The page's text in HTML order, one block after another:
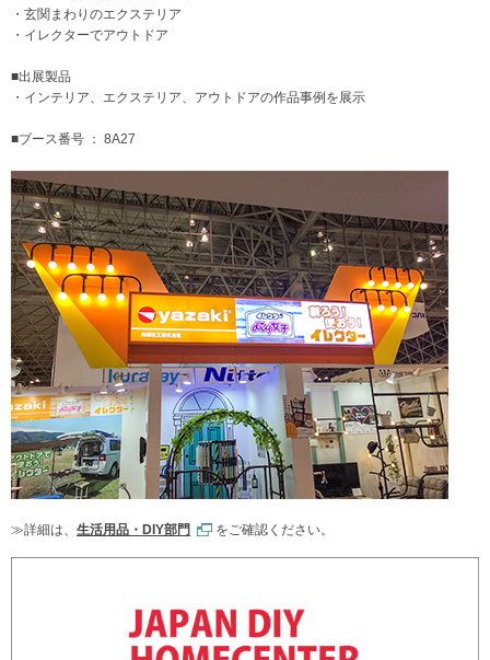
・玄関まわりのエクステリア
・イレクターでアウトドア
■出展製品
・インテリア、エクステリア、アウトドアの作品事例を展示
■ブース番号 ： 8A27
≫詳細は、 生活用品・DIY部門 をご確認ください。